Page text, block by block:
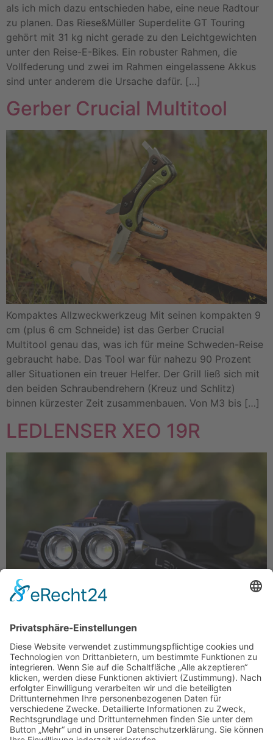
als ich mich dazu entschieden habe, eine neue Radtour
zu planen. Das Riese&Müller Superdelite GT Touring
gehört mit 31 kg nicht gerade zu den Leichtgewichten
unter den Reise-E-Bikes. Ein robuster Rahmen, die
Vollfederung und zwei im Rahmen eingelassene Akkus
sind unter anderem die Ursache dafür. […]
Gerber Crucial Multitool
Kompaktes Allzweckwerkzeug Mit seinen kompakten 9
cm (plus 6 cm Schneide) ist das Gerber Crucial
Multitool genau das, was ich für meine Schweden-Reise
gebraucht habe. Das Tool war für nahezu 90 Prozent
aller Situationen ein treuer Helfer. Der Grill ließ sich mit
den beiden Schraubendrehern (Kreuz und Schlitz)
binnen kürzester Zeit zusammenbauen. Von M3 bis […]
LEDLENSER XEO 19R
Go Fast. Be Extreme. Auf den ersten Blick könnte man
meinen, C3PO von Star Wars hätte beim Produktdesign
und der Namensgebung Pate gestanden. Die getestete
Kopflampe hört auf den Namen „XEO 19R“ und schon
nach Öffnen des Reisverschlusses der gefütterten
Nylontasche blickt man in die zwei kraftvollen LEDs (X-
LENS Technology). Mit dem ersten Handgriff spürt […]